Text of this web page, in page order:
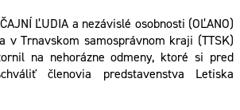
ĽUDIA a nezávislé osobnosti (OĽANO)
v Trnavskom samosprávnom kraji (TTSK)
na nehorázne odmeny, ktoré si pred
členovia predstavenstva Letiska